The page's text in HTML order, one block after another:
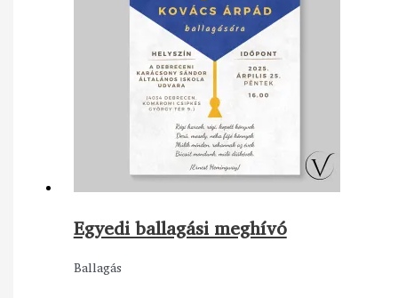
Egyedi ballagási meghívó
Ballagás